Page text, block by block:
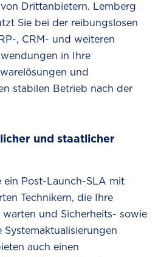
Drittanbietern. Lemberg
Sie bei der reibungslosen
, CRM- und weiteren
in Ihre
und
stabilen Betrieb nach der
und staatlicher
ein Post-Launch-SLA mit
Technikern, die Ihre
und Sicherheits- sowie
Systemaktualisierungen
auch einen